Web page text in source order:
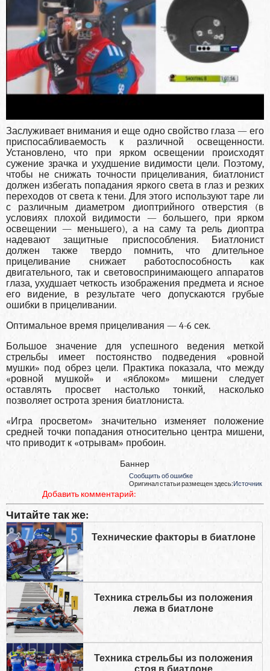
Заслуживает внимания и еще одно свойство глаза — его
приспосабливаемость к различной освещенности.
Установлено, что при ярком освещении происходят
сужение зрачка и ухудшение видимости цели. Поэтому,
чтобы не снижать точности прицеливания, биатлонист
должен избегать попадания яркого света в глаз и резких
переходов от света к тени. Для этого используют таре ли
с различным диаметром диоптрийного отверстия (в
условиях плохой видимости — большего, при ярком
освещении — меньшего), а на саму та рель диоптра
надевают защитные приспособления. Биатлонист
должен также твердо помнить, что длительное
прицеливание снижает работоспособность как
двигательного, так и световоспринимающего аппаратов
глаза, ухудшает четкость изображения предмета и ясное
его видение, в результате чего допускаются грубые
ошибки в прицеливании.
Оптимальное время прицеливания — 4-6 сек.
Большое значение для успешного ведения меткой
стрельбы имеет постоянство подведения «ровной
мушки» под обрез цели. Практика показала, что между
«ровной мушкой» и «яблоком» мишени следует
оставлять просвет настолько тонкий, насколько
позволяет острота зрения биатлониста.
«Игра просветом» значительно изменяет положение
средней точки попадания относительно центра мишени,
что приводит к «отрывам» пробоин.
Баннер
Сообщить об ошибке
Оригинал статьи размещен здесь:Источник
Добавить комментарий:
Читайте так же:
Технические факторы в биатлоне
Техника стрельбы из положения
лежа в биатлоне
Техника стрельбы из положения